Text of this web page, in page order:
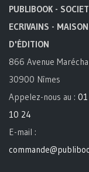
PUBLIBOOK -
ECRIVAINS - MAISON
D'ÉDITION
866 Avenue
30900 Nîmes
Appelez-nous au :
10 24
E-mail :